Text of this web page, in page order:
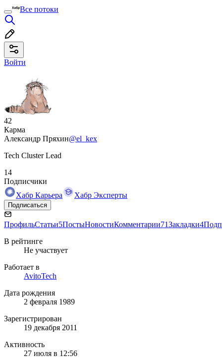
Все потоки
Войти
42
Карма
Александр Пряхин@el_kex
Tech Cluster Lead
14
Подписчики
Хабр Карьера
Хабр Эксперты
Подписаться
ПрофильСтатьи5ПостыНовостиКомментарии71Закладки4
В рейтинге
Не участвует
Работает в
AvitoTech
Дата рождения
2 февраля 1989
Зарегистрирован
19 декабря 2011
Активность
27 июля в 12:56